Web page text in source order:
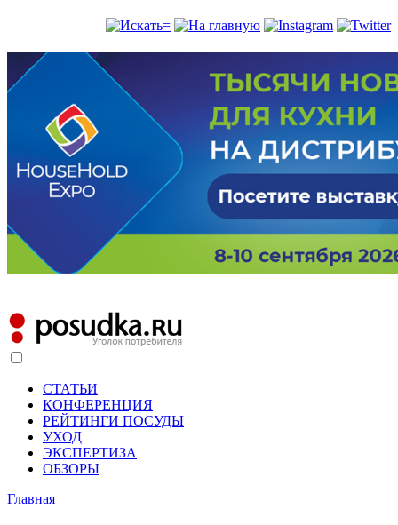
СТАТЬИ
КОНФЕРЕНЦИЯ
РЕЙТИНГИ ПОСУДЫ
УХОД
ЭКСПЕРТИЗА
ОБЗОРЫ
Главная